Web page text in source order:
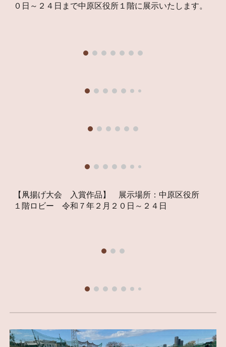
０日～２４日まで中原区役所１階に展示いたします。
【凧揚げ大会 入賞作品】 展示場所：中原区役所
１階ロビー 令和７年２月２０日～２４日